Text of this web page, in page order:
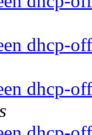
dhcp-
dhcp-